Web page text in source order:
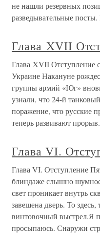
не нашли резервных
разведывательные посты.
Глава XVII
Глава XVII Отступление
Украине Накануне
группы армий «Юг»
узнали, что 24-й
поражение, что русские
теперь развивают
Глава VI.
Глава VI. Отступление
блиндаже слышно
свет проникает внутрь
завешена дверь. То здесь,
винтовочный выстрел.Я
просыпаюсь. Снаружи